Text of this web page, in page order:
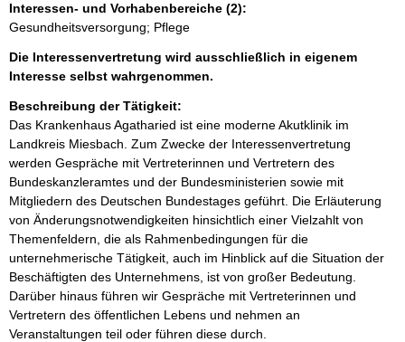
Interessen- und Vorhabenbereiche (2):
Gesundheitsversorgung; Pflege
Die Interessenvertretung wird ausschließlich in eigenem
Interesse selbst wahrgenommen.
Beschreibung der Tätigkeit:
Das Krankenhaus Agatharied ist eine moderne Akutklinik im
Landkreis Miesbach. Zum Zwecke der Interessenvertretung
werden Gespräche mit Vertreterinnen und Vertretern des
Bundeskanzleramtes und der Bundesministerien sowie mit
Mitgliedern des Deutschen Bundestages geführt. Die Erläuterung
von Änderungsnotwendigkeiten hinsichtlich einer Vielzahlt von
Themenfeldern, die als Rahmenbedingungen für die
unternehmerische Tätigkeit, auch im Hinblick auf die Situation der
Beschäftigten des Unternehmens, ist von großer Bedeutung.
Darüber hinaus führen wir Gespräche mit Vertreterinnen und
Vertretern des öffentlichen Lebens und nehmen an
Veranstaltungen teil oder führen diese durch.